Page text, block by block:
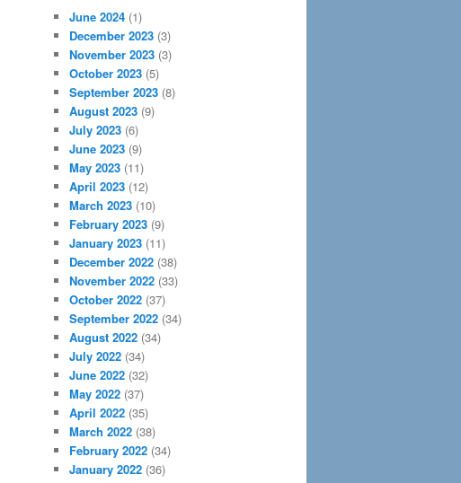
June 2024 (1)
December 2023 (3)
November 2023 (3)
October 2023 (5)
September 2023 (8)
August 2023 (9)
July 2023 (6)
June 2023 (9)
May 2023 (11)
April 2023 (12)
March 2023 (10)
February 2023 (9)
January 2023 (11)
December 2022 (38)
November 2022 (33)
October 2022 (37)
September 2022 (34)
August 2022 (34)
July 2022 (34)
June 2022 (32)
May 2022 (37)
April 2022 (35)
March 2022 (38)
February 2022 (34)
January 2022 (36)